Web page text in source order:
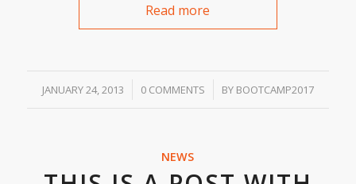
Read more
JANUARY 24, 2013
/ 0 COMMENTS
/ BY BOOTCAMP2017
NEWS